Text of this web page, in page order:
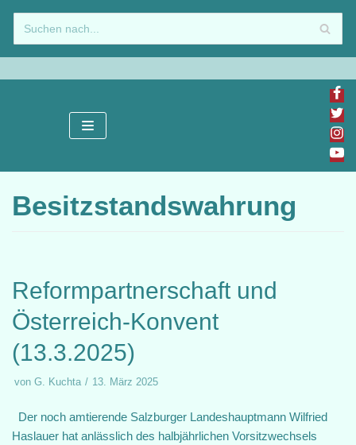
Zum
Inhalt
springen
Besitzstandswahrung
Reformpartnerschaft und
Österreich-Konvent
(13.3.2025)
von G. Kuchta 13. März 2025
Der noch amtierende Salzburger Landeshauptmann Wilfried
Haslauer hat anlässlich des halbjährlichen Vorsitzwechsels